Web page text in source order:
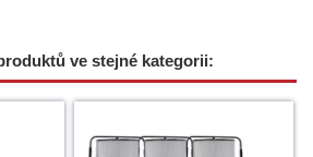
ve stejné kategorii: